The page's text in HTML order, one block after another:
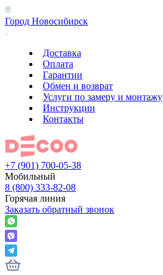
Город Новосибирск
Доставка
Оплата
Гарантии
Обмен и возврат
Услуги по замеру и монтажу
Инструкции
Контакты
+7 (901) 700-05-38
Мобильный
8 (800) 333-82-08
Горячая линия
Заказать обратный звонок